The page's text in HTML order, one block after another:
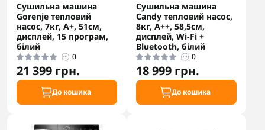
Сушильна машина
Gorenje тепловий
насос, 7кг, A+, 51см,
дисплей, 15 програм,
білий
0
21 399 грн.
До кошика
Сушильна машина
Candy тепловий насос,
8кг, A++, 58,5см,
дисплей, Wi-Fi +
Bluetooth, білий
0
18 999 грн.
До кошика